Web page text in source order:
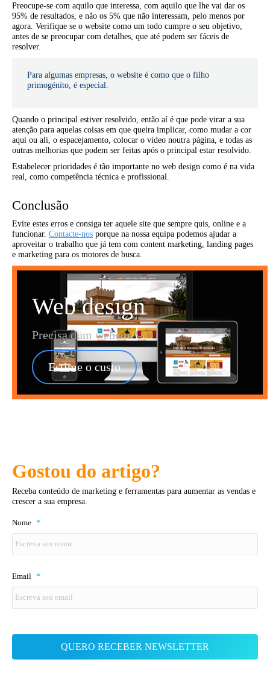
Preocupe-se com aquilo que interessa, com aquilo que lhe vai dar os
95% de resultados, e não os 5% que não interessam, pelo menos por
agora. Verifique se o website como um todo cumpre o seu objetivo,
antes de se preocupar com detalhes, que até podem ser fáceis de
resolver.
Para algumas empresas, o website é como que o filho
primogénito, é especial.
Quando o principal estiver resolvido, então aí é que pode virar a sua
atenção para aquelas coisas em que queira implicar, como mudar a cor
aqui ou ali, o espacejamento, colocar o vídeo noutra página, e todas as
outras melhorias que podem ser feitas após o principal estar resolvido.
Estabelecer prioridades é tão importante no web design como é na vida
real, como competência técnica e profissional.
Conclusão
Evite estes erros e consiga ter aquele site que sempre quis, online e a
funcionar. Contacte-nos porque na nossa equipa podemos ajudar a
aproveitar o trabalho que já tem com content marketing, landing pages
e marketing para os motores de busca.
Web design
Precisa dum website?
Estime o custo
Gostou do artigo?
Receba conteúdo de marketing e ferramentas para aumentar as vendas e
crescer a sua empresa.
Nome *
Email *